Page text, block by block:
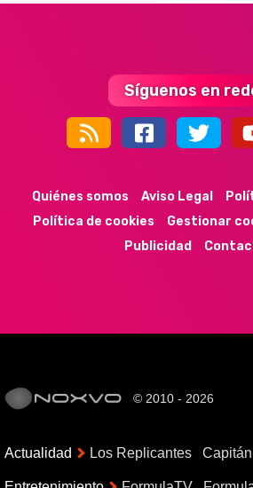
Síguenos en
Quiénes somos Aviso Legal
Política de cookies
Gestionar
Publicidad
© 2010 - 2026
Actualidad Los Replicantes